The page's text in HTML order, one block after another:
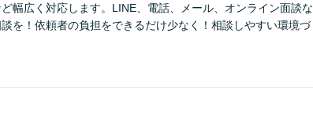
幅広く対応します。LINE、電話、メール、オンライン面談な
を！依頼者の負担をできるだけ少なく！相談しやすい環境づ